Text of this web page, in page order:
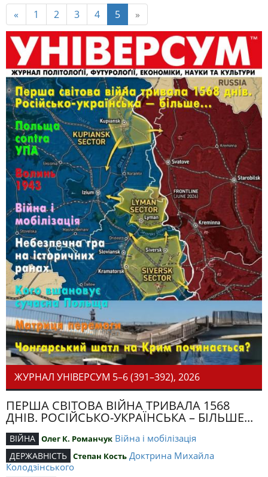
« 1 2 3 4 5 »
ЖУРНАЛ УНІВЕРСУМ 5–6 (391–392), 2026
ПЕРША СВІТОВА ВІЙНА ТРИВАЛА 1568
ДНІВ. РОСІЙСЬКО-УКРАЇНСЬКА – БІЛЬШЕ...
ВІЙНА Олег К. Романчук Війна і мобілізація
ДЕРЖАВНІСТЬ Степан Кость Доктрина Михайла
Колодзінського